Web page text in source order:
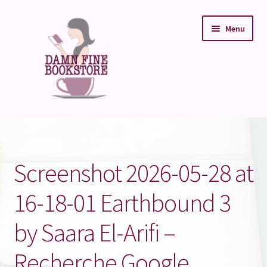
navigation
contenu
Menu
Pre- order
Damn Fine Event
Book Crush
Screenshot 2026-05-28 at
16-18-01 Earthbound 3
by Saara El-Arifi –